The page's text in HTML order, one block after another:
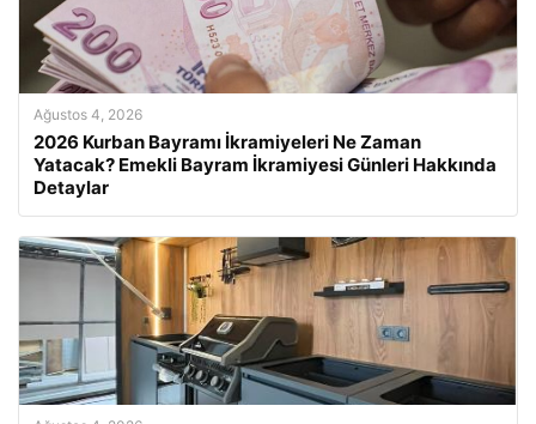
Ağustos 4, 2026
2026 Kurban Bayramı İkramiyeleri Ne Zaman
Yatacak? Emekli Bayram İkramiyesi Günleri Hakkında
Detaylar